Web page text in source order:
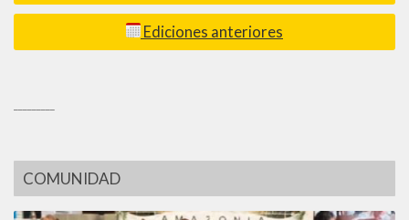
Ediciones anteriores
COMUNIDAD